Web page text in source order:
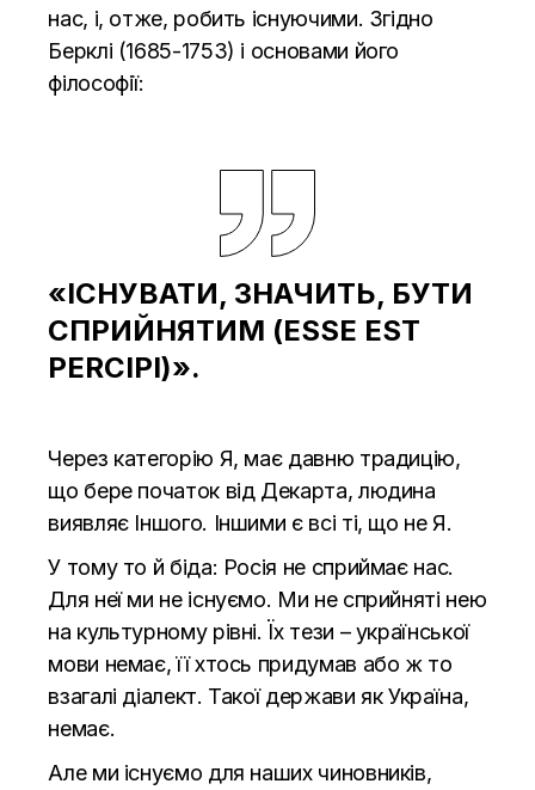
нас, і, отже, робить існуючими. Згідно
Берклі (1685-1753) і основами його
філософії:
«ІСНУВАТИ, ЗНАЧИТЬ, БУТИ
СПРИЙНЯТИМ (ESSE EST
PERCIPI)».
Через категорію Я, має давню традицію,
що бере початок від Декарта, людина
виявляє Іншого. Іншими є всі ті, що не Я.
У тому то й біда: Росія не сприймає нас.
Для неї ми не існуємо. Ми не сприйняті нею
на культурному рівні. Їх тези – української
мови немає, її хтось придумав або ж то
взагалі діалект. Такої держави як Україна,
немає.
Але ми існуємо для наших чиновників,